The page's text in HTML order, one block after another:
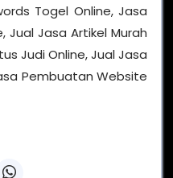
Togel Online, Jasa
Jual Jasa Artikel Murah
Judi Online, Jual Jasa
Pembuatan Website